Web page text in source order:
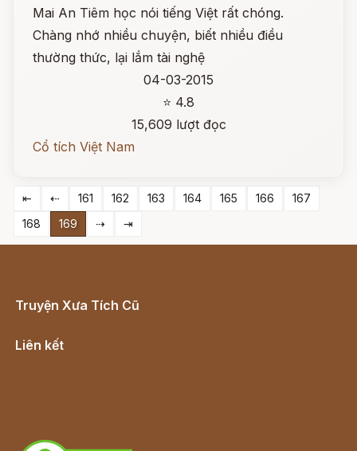
Mai An Tiêm học nói tiếng Việt rất chóng.
Chàng nhớ nhiều chuyện, biết nhiều điều
thường thức, lại lắm tài nghệ
04-03-2015
⭐ 4.8
15,609 lượt đọc
Cổ tích Việt Nam
⇤ ⇠ 161 162 163 164 165 166
167
168
169 ⇢ ⇥
Truyện Xưa Tích Cũ
Liên kết